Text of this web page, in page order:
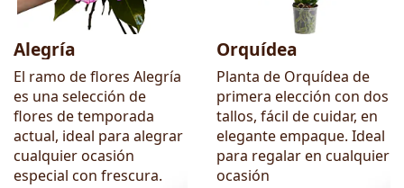
Alegría
El ramo de flores Alegría
es una selección de
flores de temporada
actual, ideal para alegrar
cualquier ocasión
especial con frescura.
Orquídea
Planta de Orquídea de
primera elección con dos
tallos, fácil de cuidar, en
elegante empaque. Ideal
para regalar en cualquier
ocasión